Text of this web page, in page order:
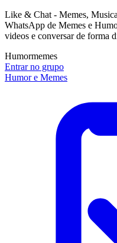
Like & Chat - Memes,
WhatsApp de Memes e
videos e conversar de forma
Humormemes
Entrar no grupo
Humor e Memes